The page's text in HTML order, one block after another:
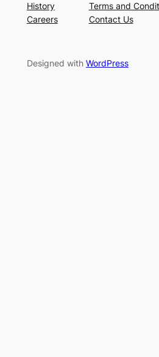
History
Careers
Terms and
Contact Us
Designed with WordPress